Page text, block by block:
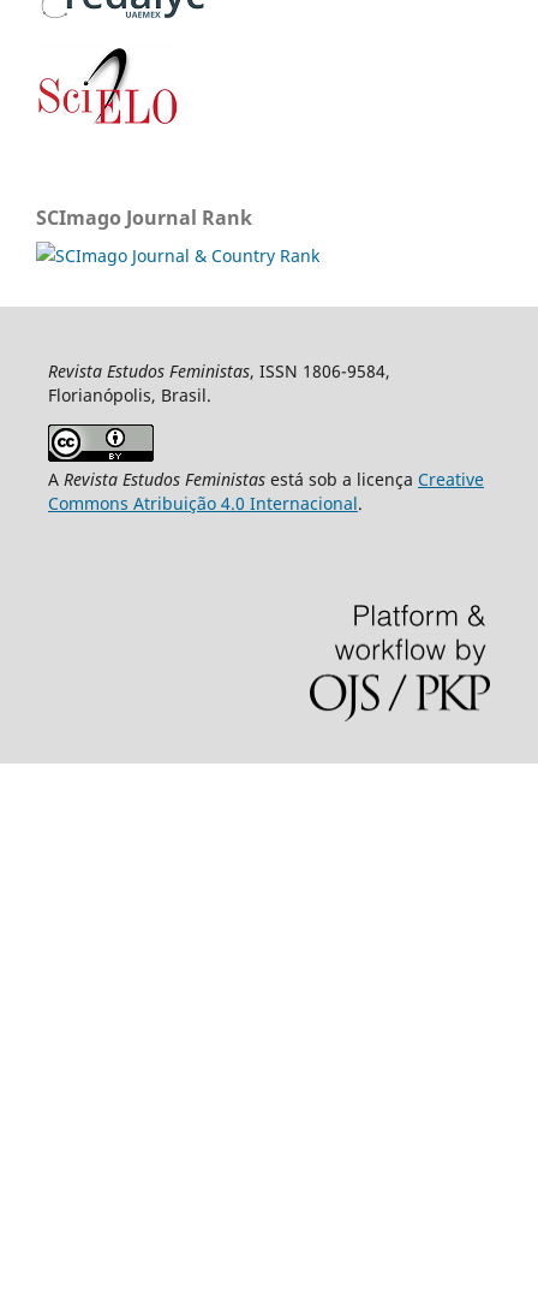
SCImago Journal Rank
Revista Estudos Feministas, ISSN 1806-9584,
Florianópolis, Brasil.
A Revista Estudos Feministasestá sob a licença Creative
Commons Atribuição 4.0 Internacional.